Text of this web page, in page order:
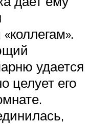
удается
целует его